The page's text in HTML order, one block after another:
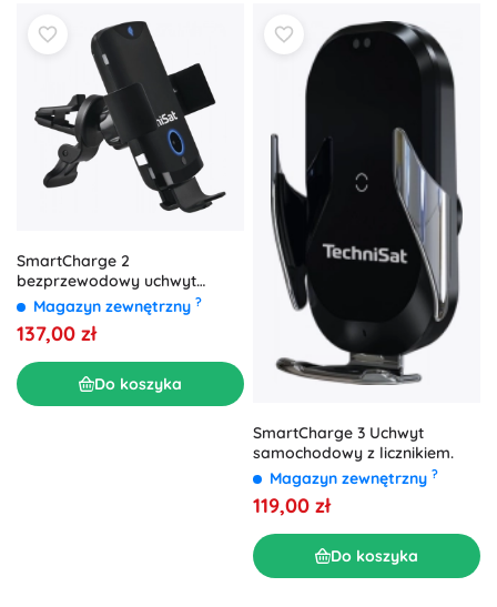
SmartCharge 2
bezprzewodowy uchwyt
samochodowy z szybkim
ładowaniem Qi
Magazyn zewnętrzny ?
137,00 zł
Do koszyka
SmartCharge 3 Uchwyt
samochodowy z licznikiem.
Magazyn zewnętrzny ?
119,00 zł
Do koszyka